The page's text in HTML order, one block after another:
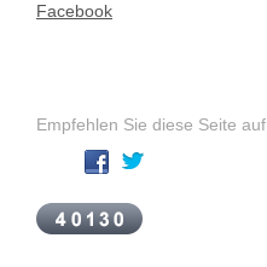
Facebook
Empfehlen Sie diese Seite